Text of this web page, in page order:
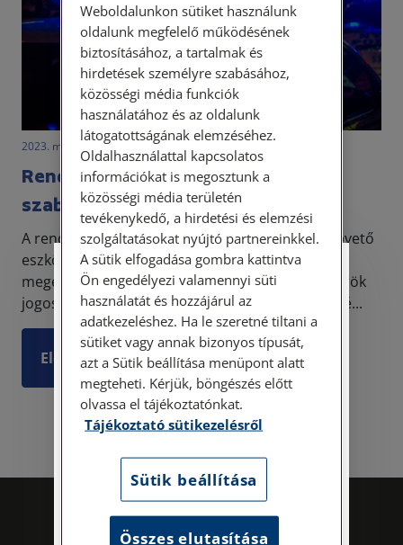
2023. május 30. • LegitiMoadmin
Rendőri igazoltatás legfontosabb
szabályai
A rendőri igazoltatás a magyar jogrendben alapvető
eszköz a közbiztonság fenntartása és a bűnözés
megelőzése terén. Az igazoltatás során a rendőrök
jogosultak személyeket ellenőrizni, azonosítani é...
Elolvasom
Személyes ügyfélfogadás
Tisztelt Ügyfeleink!
Személyes ügyfélszolgálatunk telefonon
történő előzetes időpontegyeztetés után,
szerdai napokon érhető el.
Címünk: 1087 Budapest, Hungária körút
30/A. 8. emelet. Pontos megközelítési
útmutatónk a Kapcsolat – Elérhetőségeink
menüpont alatt érhető el.
működés iránti elkötelezettségünk
Weboldalunkon sütiket használunk
oldalunk megfelelő működésének
biztosításához, a tartalmak és
hirdetések személyre szabásához,
közösségi média funkciók
használatához és az oldalunk
látogatottságának elemzéséhez.
Oldalhasználattal kapcsolatos
információkat is megosztunk a
közösségi média területén
tevékenykedő, a hirdetési és elemzési
szolgáltatásokat nyújtó partnereinkkel.
A sütik elfogadása gombra kattintva
Ön engedélyezi valamennyi süti
használatát és hozzájárul az
adatkezeléshez. Ha le szeretné tiltani a
sütiket vagy annak bizonyos típusát,
azt a Sütik beállítása menüpont alatt
megteheti. Kérjük, böngészés előtt
olvassa el tájékoztatónkat.
Tájékoztató sütikezelésről
Sütik beállítása
Összes elutasítása